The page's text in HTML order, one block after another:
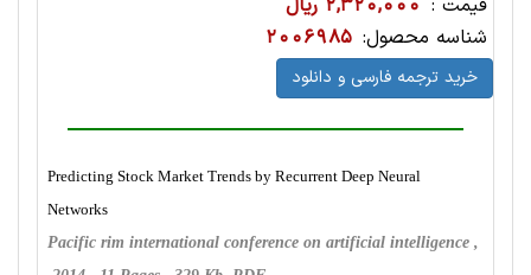
قیمت : 2,320,000 ریال
شناسه محصول: 2006985
خرید ترجمه فارسی و دانلود
Predicting Stock Market Trends by Recurrent Deep Neural
Networks
Pacific rim international conference on artificial intelligence ,